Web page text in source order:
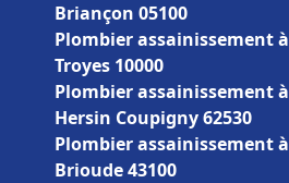
Briançon 05100
Plombier assainissement à
Troyes 10000
Plombier assainissement à
Hersin Coupigny 62530
Plombier assainissement à
Brioude 43100